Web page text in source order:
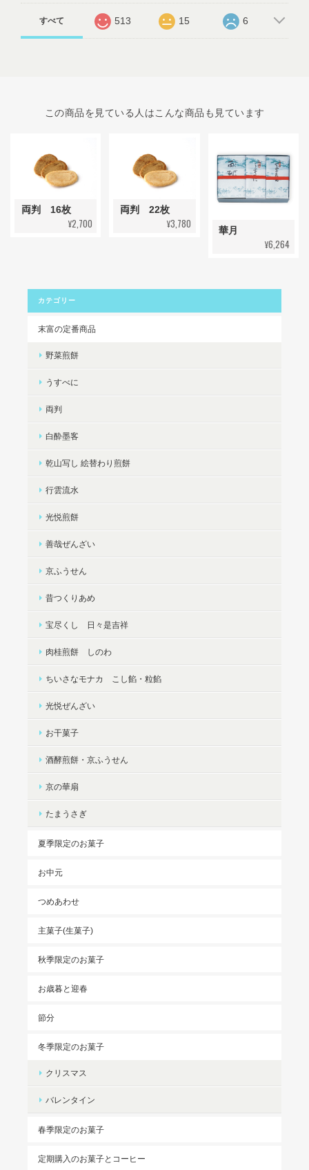
すべて 513 15 6
この商品を見ている人はこんな商品も見ています
両判 16枚
¥2,700
両判 22枚
¥3,780 華月
¥6,264
カテゴリー
末富の定番商品
野菜煎餅
うすべに
両判
白酔墨客
乾山写し 絵替わり煎餅
行雲流水
光悦煎餅
善哉ぜんざい
京ふうせん
昔つくりあめ
宝尽くし 日々是吉祥
肉桂煎餅 しのわ
ちいさなモナカ こし餡・粒餡
光悦ぜんざい
お干菓子
酒酵煎餅・京ふうせん
京の華扇
たまうさぎ
夏季限定のお菓子
お中元
つめあわせ
主菓子(生菓子)
秋季限定のお菓子
お歳暮と迎春
節分
冬季限定のお菓子
クリスマス
バレンタイン
春季限定のお菓子
定期購入のお菓子とコーヒー